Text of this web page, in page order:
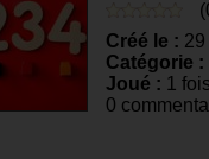
Créé le :
Catégorie :
Joué : 1 fois
0